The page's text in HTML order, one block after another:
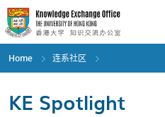
Skip
to
main
content
Home 连系社区
KE Spotlight